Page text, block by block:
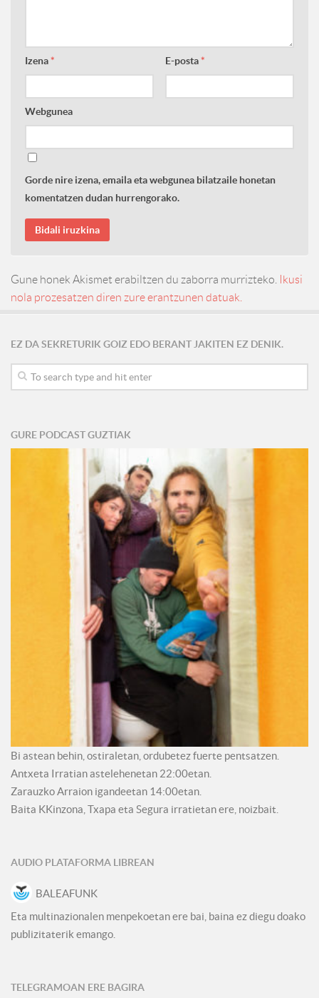
Izena* E-posta*
Webgunea
Gorde nire izena, emaila eta webgunea bilatzaile honetan
komentatzen dudan hurrengorako.
Gune honek Akismet erabiltzen du zaborra murrizteko.
Ikusi
nola prozesatzen diren zure erantzunen datuak.
EZ DA SEKRETURIK GOIZ EDO BERANT JAKITEN EZ DENIK.
GURE PODCAST GUZTIAK
Bi astean behin, ostiraletan, ordubetez fuerte pentsatzen.
Antxeta Irratian astelehenetan 22:00etan.
Zarauzko Arraion igandeetan 14:00etan.
Baita KKinzona, Txapa eta Segura irratietan ere, noizbait.
AUDIO PLATAFORMA LIBREAN
BALEAFUNK
Eta multinazionalen menpekoetan ere bai, baina ez diegu doako
publizitaterik emango.
TELEGRAMOAN ERE BAGIRA